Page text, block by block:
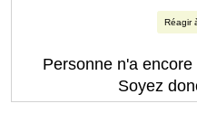
Réagir
Personne n'a
Soyez